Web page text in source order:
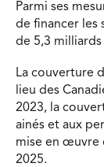
Parmi ses
de financer les
de 5,3 milliards
La couverture
lieu des
2023, la
ainés et aux
mise en œuvre
2025.